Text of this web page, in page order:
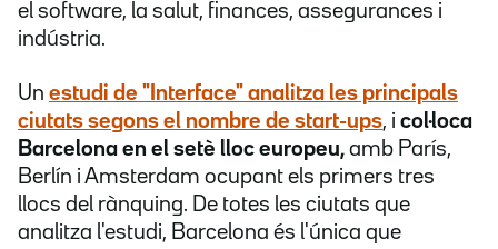
el software, la salut, finances, assegurances i
indústria.
Un estudi de "Interface" analitza les principals
ciutats segons el nombre de start-ups, i col·loca
Barcelona en el setè lloc europeu, amb París,
Berlín i Amsterdam ocupant els primers tres
llocs del rànquing. De totes les ciutats que
analitza l'estudi, Barcelona és l'única que